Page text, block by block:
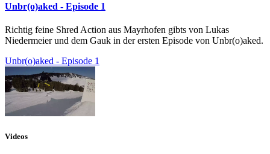
Unbr(o)aked - Episode 1
Richtig feine Shred Action aus Mayrhofen gibts von Lukas
Niedermeier und dem Gauk in der ersten Episode von Unbr(o)aked.
Unbr(o)aked - Episode 1
Videos